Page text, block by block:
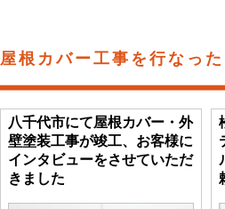
屋根カバー工事を行なっ
八千代市にて屋根カバー・外
壁塗装工事が竣工、お客様に
インタビューをさせていただ
きました